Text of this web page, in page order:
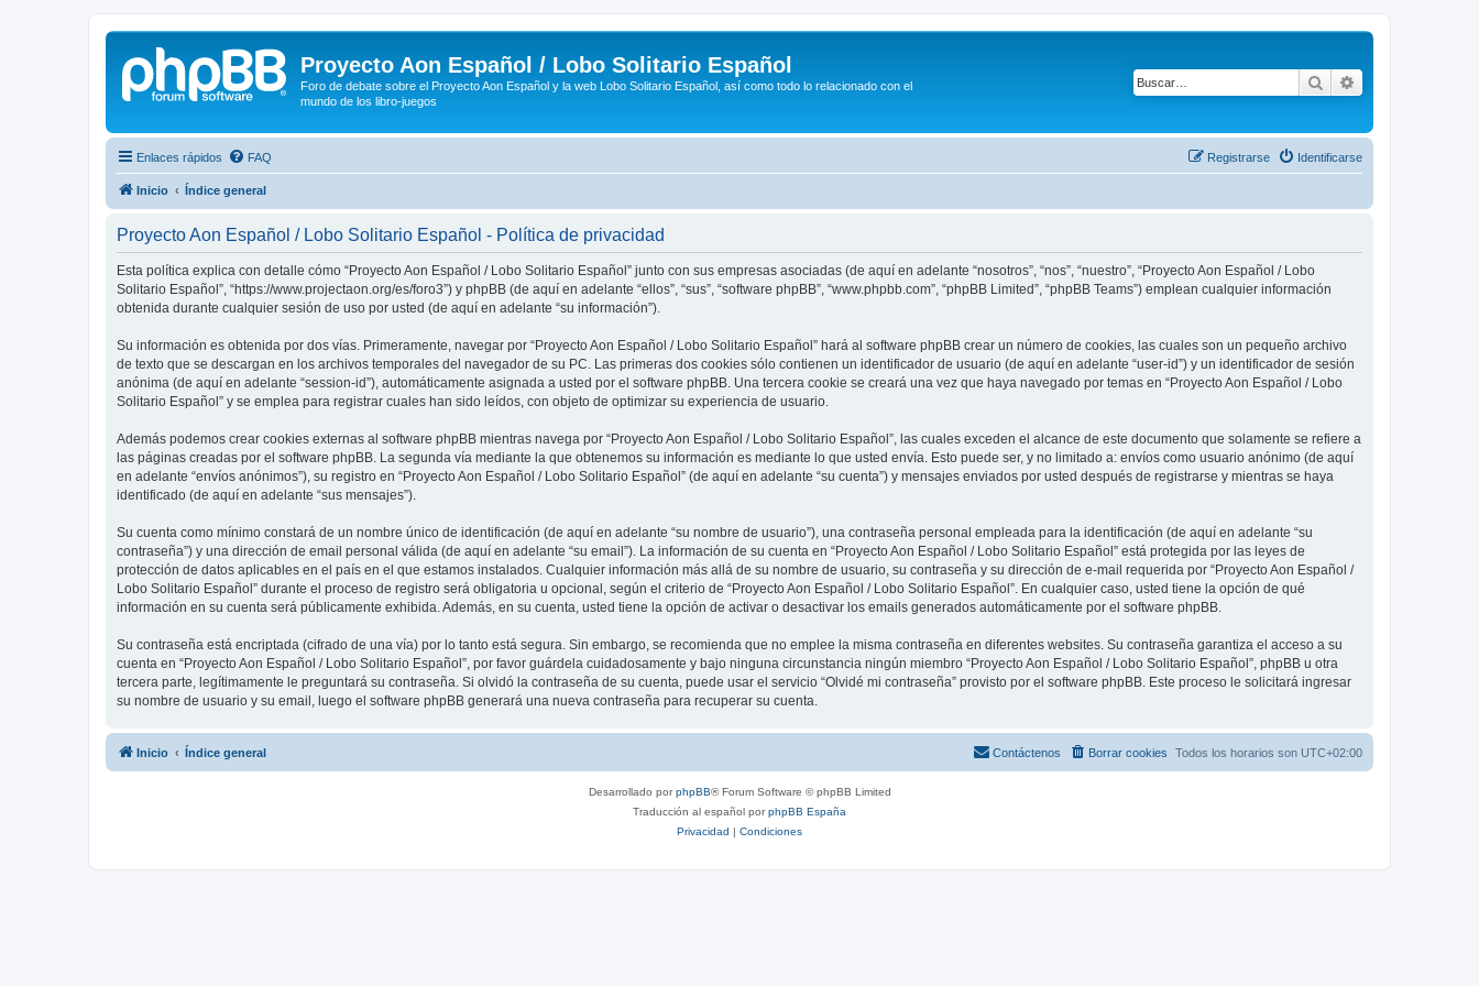
Proyecto Aon Español / Lobo Solitario Español
Foro de debate sobre el Proyecto Aon Español y la web Lobo Solitario Español, así como todo lo relacionado con el
mundo de los libro-juegos
Buscar
Enlaces rápidos FAQ Identificarse
Registrarse
Inicio Índice general
Proyecto Aon Español / Lobo Solitario Español - Política de privacidad
Esta política explica con detalle cómo “Proyecto Aon Español / Lobo Solitario Español” junto con sus empresas asociadas (de aquí en adelante “nosotros”, “nos”, “nuestro”, “Proyecto Aon Español / Lobo
Solitario Español”, “https://www.projectaon.org/es/foro3”) y phpBB (de aquí en adelante “ellos”, “sus”, “software phpBB”, “www.phpbb.com”, “phpBB Limited”, “phpBB Teams”) emplean cualquier información
obtenida durante cualquier sesión de uso por usted (de aquí en adelante “su información”).
Su información es obtenida por dos vías. Primeramente, navegar por “Proyecto Aon Español / Lobo Solitario Español” hará al software phpBB crear un número de cookies, las cuales son un pequeño archivo
de texto que se descargan en los archivos temporales del navegador de su PC. Las primeras dos cookies sólo contienen un identificador de usuario (de aquí en adelante “user-id”) y un identificador de sesión
anónima (de aquí en adelante “session-id”), automáticamente asignada a usted por el software phpBB. Una tercera cookie se creará una vez que haya navegado por temas en “Proyecto Aon Español / Lobo
Solitario Español” y se emplea para registrar cuales han sido leídos, con objeto de optimizar su experiencia de usuario.
Además podemos crear cookies externas al software phpBB mientras navega por “Proyecto Aon Español / Lobo Solitario Español”, las cuales exceden el alcance de este documento que solamente se refiere a
las páginas creadas por el software phpBB. La segunda vía mediante la que obtenemos su información es mediante lo que usted envía. Esto puede ser, y no limitado a: envíos como usuario anónimo (de aquí
en adelante “envíos anónimos”), su registro en “Proyecto Aon Español / Lobo Solitario Español” (de aquí en adelante “su cuenta”) y mensajes enviados por usted después de registrarse y mientras se haya
identificado (de aquí en adelante “sus mensajes”).
Su cuenta como mínimo constará de un nombre único de identificación (de aquí en adelante “su nombre de usuario”), una contraseña personal empleada para la identificación (de aquí en adelante “su
contraseña”) y una dirección de email personal válida (de aquí en adelante “su email”). La información de su cuenta en “Proyecto Aon Español / Lobo Solitario Español” está protegida por las leyes de
protección de datos aplicables en el país en el que estamos instalados. Cualquier información más allá de su nombre de usuario, su contraseña y su dirección de e-mail requerida por “Proyecto Aon Español /
Lobo Solitario Español” durante el proceso de registro será obligatoria u opcional, según el criterio de “Proyecto Aon Español / Lobo Solitario Español”. En cualquier caso, usted tiene la opción de qué
información en su cuenta será públicamente exhibida. Además, en su cuenta, usted tiene la opción de activar o desactivar los emails generados automáticamente por el software phpBB.
Su contraseña está encriptada (cifrado de una vía) por lo tanto está segura. Sin embargo, se recomienda que no emplee la misma contraseña en diferentes websites. Su contraseña garantiza el acceso a su
cuenta en “Proyecto Aon Español / Lobo Solitario Español”, por favor guárdela cuidadosamente y bajo ninguna circunstancia ningún miembro “Proyecto Aon Español / Lobo Solitario Español”, phpBB u otra
tercera parte, legítimamente le preguntará su contraseña. Si olvidó la contraseña de su cuenta, puede usar el servicio “Olvidé mi contraseña” provisto por el software phpBB. Este proceso le solicitará ingresar
su nombre de usuario y su email, luego el software phpBB generará una nueva contraseña para recuperar su cuenta.
Inicio Índice general Todos los horarios son UTC+02:00
Borrar cookies
Contáctenos
Desarrollado porphpBB® Forum Software © phpBB Limited
Traducción al español porphpBB España
Privacidad | Condiciones